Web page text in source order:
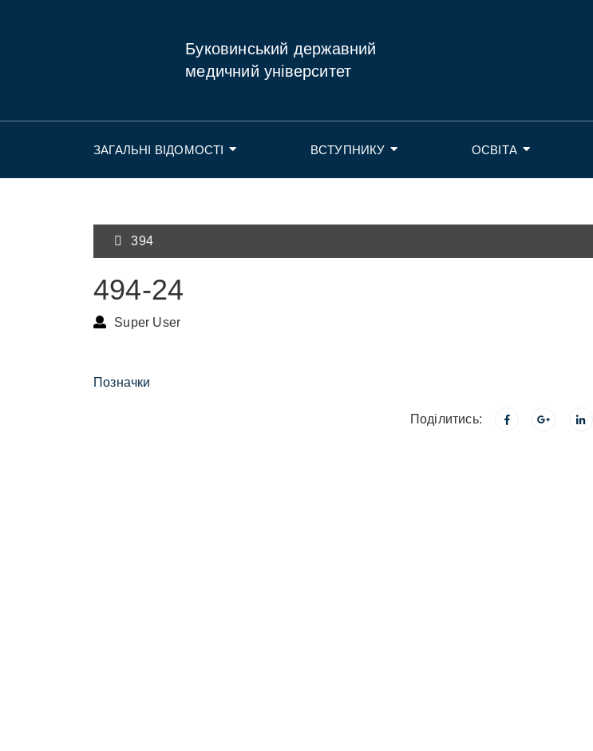
Буковинський державний
медичний університет
ЗАГАЛЬНІ ВІДОМОСТІ ВСТУПНИКУ ОСВІТА
394
494-24
Super User
Позначки
Поділитись: